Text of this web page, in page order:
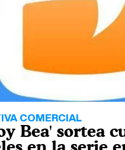
COMERCIAL
Bea' sortea
en la serie